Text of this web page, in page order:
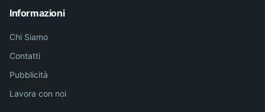
Informazioni
Chi Siamo
Contatti
Pubblicità
Lavora con noi